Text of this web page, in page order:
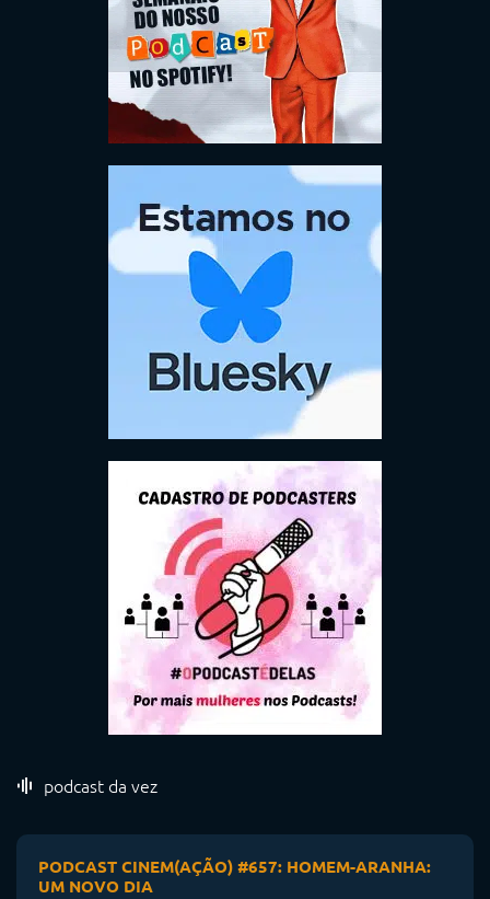
podcast da vez
PODCAST CINEM(AÇÃO) #657: HOMEM-ARANHA:
UM NOVO DIA